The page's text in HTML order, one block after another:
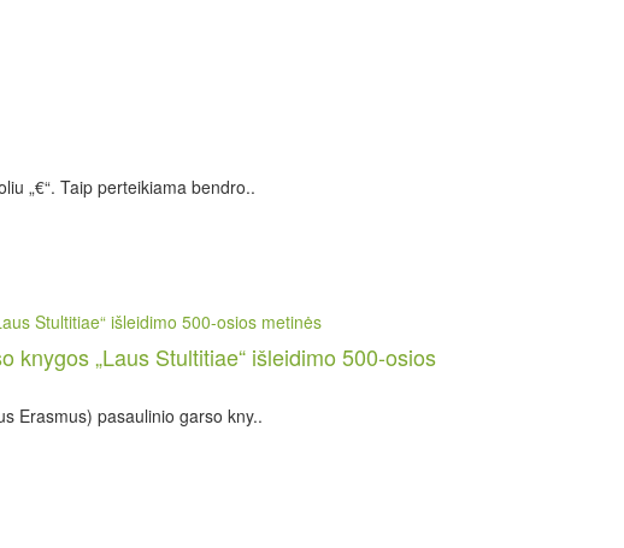
„€“. Taip perteikiama bendro..
„Laus Stultitiae“ išleidimo 500-osios
Erasmus) pasaulinio garso kny..